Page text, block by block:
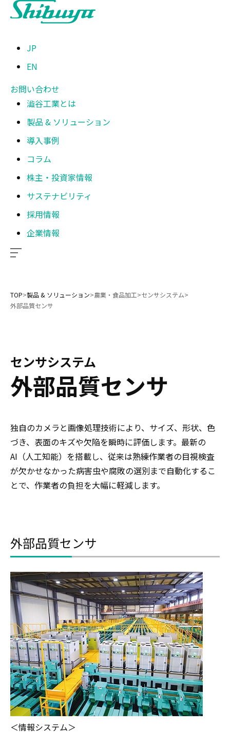
JP
EN
お問い合わせ
澁谷工業とは
製品 & ソリューション
導入事例
コラム
株主・投資家情報
サステナビリティ
採用情報
企業情報
TOP>製品 & ソリューション>農業・食品加工>センサシステム>
外部品質センサ
センサシステム
外部品質センサ
独自のカメラと画像処理技術により、サイズ、形状、色
づき、表面のキズや欠陥を瞬時に評価します。最新の
AI（人工知能）を搭載し、従来は熟練作業者の目視検査
が欠かせなかった病害虫や腐敗の選別まで自動化するこ
とで、作業者の負担を大幅に軽減します。
外部品質センサ
＜情報システム＞